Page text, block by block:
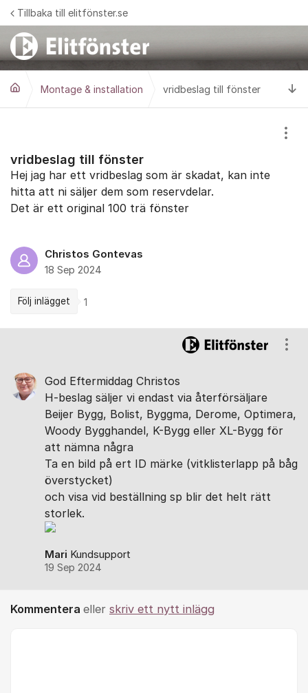
Hoppa till innehåll
Tillbaka till elitfönster.se
Montage & installation vridbeslag till fönster
vridbeslag till fönster
Hej jag har ett vridbeslag som är skadat, kan inte
hitta att ni säljer dem som reservdelar.
Det är ett original 100 trä fönster
Christos Gontevas
18 Sep 2024
Följ inlägget 1
God Eftermiddag Christos
H-beslag säljer vi endast via återförsäljare
Beijer Bygg, Bolist, Byggma, Derome, Optimera,
Woody Bygghandel, K-Bygg eller XL-Bygg för
att nämna några
Ta en bild på ert ID märke (vitklisterlapp på båg
överstycket)
och visa vid beställning sp blir det helt rätt
storlek.
Mari Kundsupport
19 Sep 2024
Kommentera eller skriv ett nytt inlägg